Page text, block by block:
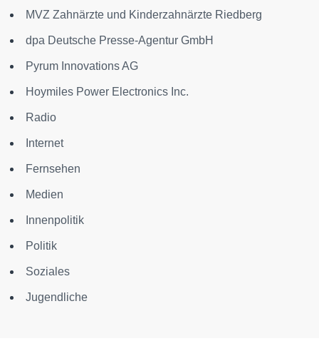
MVZ Zahnärzte und Kinderzahnärzte Riedberg
dpa Deutsche Presse-Agentur GmbH
Pyrum Innovations AG
Hoymiles Power Electronics Inc.
Radio
Internet
Fernsehen
Medien
Innenpolitik
Politik
Soziales
Jugendliche